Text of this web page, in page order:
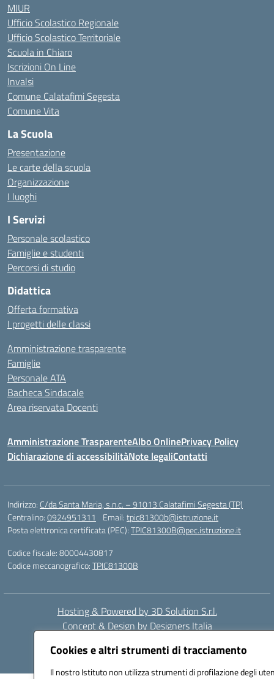
Cookies e altri strumenti di tracciamento
Il nostro Istituto non utilizza strumenti di profilazione degli
MIUR
Ufficio Scolastico Regionale
Ufficio Scolastico Territoriale
Scuola in Chiaro
Iscrizioni On Line
Invalsi
Comune Calatafimi Segesta
Comune Vita
La Scuola
Presentazione
Le carte della scuola
Organizzazione
I luoghi
I Servizi
Personale scolastico
Famiglie e studenti
Percorsi di studio
Didattica
Offerta formativa
I progetti delle classi
Amministrazione trasparente
Famiglie
Personale ATA
Bacheca Sindacale
Area riservata Docenti
Amministrazione TrasparenteAlbo OnlinePrivacy Policy
Dichiarazione di accessibilitàNote legaliContatti
Indirizzo: C/da Santa Maria, s.n.c. – 91013 Calatafimi Segesta (TP)
Centralino:0924951311 Email:tpic81300b@istruzione.it
Posta elettronica certificata (PEC):TPIC81300B@pec.istruzione.it
Codice fiscale: 80004430817
Codice meccanografico:TPIC81300B
Hosting & Powered by 3D Solution S.r.l.
Concept & Design by Designers Italia